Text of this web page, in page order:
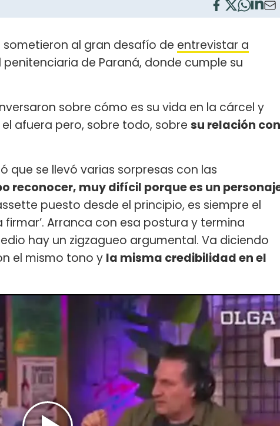
sometieron al gran desafío de entrevistar a
penitenciaria de Paraná, donde cumple su
sobre cómo es su vida en la cárcel y
afuera pero, sobre todo, sobre su relación con
que se llevó varias sorpresas con las
reconocer, muy difícil porque es un
puesto desde el principio, es siempre el
firmar’. Arranca con esa postura y termina
hay un zigzagueo argumental. Va diciendo
el mismo tono y la misma credibilidad en el